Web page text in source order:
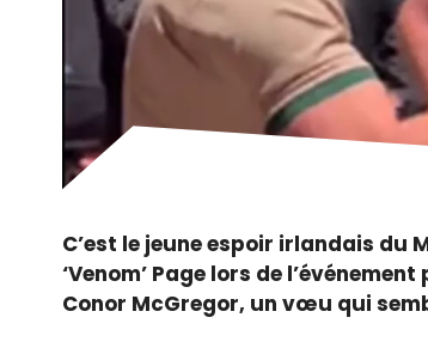
C’est le jeune espoir irlandais du
‘Venom’ Page lors de
Conor McGregor, un vœu qui